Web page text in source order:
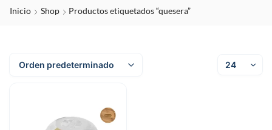
Inicio Shop Productos etiquetados “quesera”